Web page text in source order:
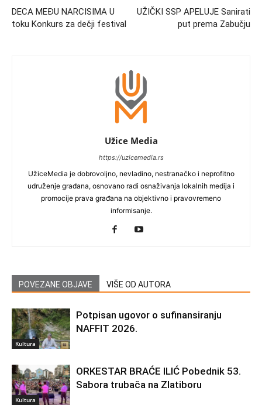
DECA MEĐU NARCISIMA U
toku Konkurs za dečji festival
UŽIČKI SSP APELUJE Sanirati
put prema Zabučju
Užice Media
https://uzicemedia.rs
UžiceMedia je dobrovoljno, nevladino, nestranačko i neprofitno
udruženje građana, osnovano radi osnaživanja lokalnih medija i
promocije prava građana na objektivno i pravovremeno
informisanje.
POVEZANE OBJAVE VIŠE OD AUTORA
Kultura
Potpisan ugovor o sufinansiranju
NAFFIT 2026.
Kultura
ORKESTAR BRAĆE ILIĆ Pobednik 53.
Sabora trubača na Zlatiboru